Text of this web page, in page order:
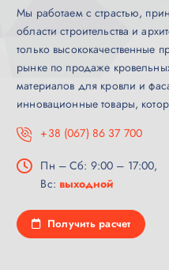
Мы работаем с страстью,
области строительства и
только высококачественные
рынке по продаже
материалов для кровли и
инновационные товары,
+38 (067) 86 37 700
Пн – Сб: 9:00 – 17:00,
Вс: выходной
Получить расчет